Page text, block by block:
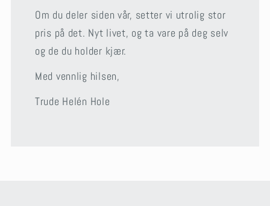
Om du deler siden vår, setter vi utrolig stor
pris på det. Nyt livet, og ta vare på deg selv
og de du holder kjær.
Med vennlig hilsen,
Trude Helén Hole